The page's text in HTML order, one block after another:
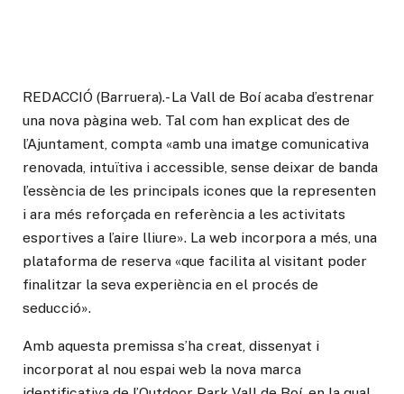
REDACCIÓ (Barruera).- La Vall de Boí acaba d’estrenar
una nova pàgina web. Tal com han explicat des de
l’Ajuntament, compta «amb una imatge comunicativa
renovada, intuïtiva i accessible, sense deixar de banda
l’essència de les principals icones que la representen
i ara més reforçada en referència a les activitats
esportives a l’aire lliure». La web incorpora a més, una
plataforma de reserva «que facilita al visitant poder
finalitzar la seva experiència en el procés de
seducció».
Amb aquesta premissa s’ha creat, dissenyat i
incorporat al nou espai web la nova marca